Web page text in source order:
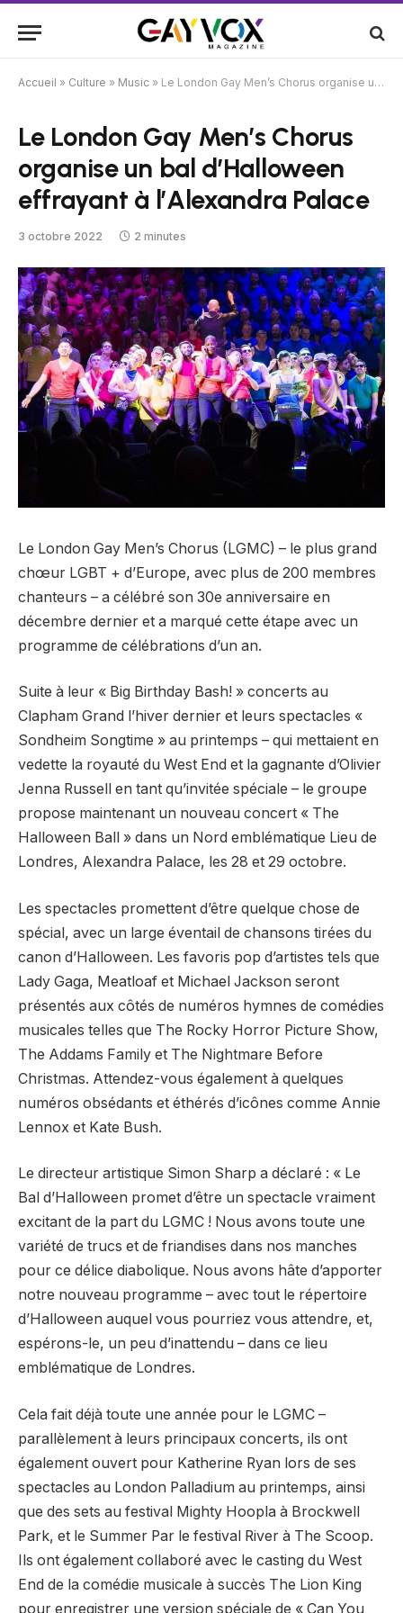
Accueil » Culture » Music » Le London Gay Men’s Chorus organise un bal d’Halloween effrayant à l’Alexandra Palace
Le London Gay Men’s Chorus
organise un bal d’Halloween
effrayant à l’Alexandra Palace
3 octobre 2022 2 minutes
Le London Gay Men’s Chorus (LGMC) – le plus grand
chœur LGBT + d’Europe, avec plus de 200 membres
chanteurs – a célébré son 30e anniversaire en
décembre dernier et a marqué cette étape avec un
programme de célébrations d’un an.
Suite à leur « Big Birthday Bash! » concerts au
Clapham Grand l’hiver dernier et leurs spectacles «
Sondheim Songtime » au printemps – qui mettaient en
vedette la royauté du West End et la gagnante d’Olivier
Jenna Russell en tant qu’invitée spéciale – le groupe
propose maintenant un nouveau concert « The
Halloween Ball » dans un Nord emblématique Lieu de
Londres, Alexandra Palace, les 28 et 29 octobre.
Les spectacles promettent d’être quelque chose de
spécial, avec un large éventail de chansons tirées du
canon d’Halloween. Les favoris pop d’artistes tels que
Lady Gaga, Meatloaf et Michael Jackson seront
présentés aux côtés de numéros hymnes de comédies
musicales telles que The Rocky Horror Picture Show,
The Addams Family et The Nightmare Before
Christmas. Attendez-vous également à quelques
numéros obsédants et éthérés d’icônes comme Annie
Lennox et Kate Bush.
Le directeur artistique Simon Sharp a déclaré : « Le
Bal d’Halloween promet d’être un spectacle vraiment
excitant de la part du LGMC ! Nous avons toute une
variété de trucs et de friandises dans nos manches
pour ce délice diabolique. Nous avons hâte d’apporter
notre nouveau programme – avec tout le répertoire
d’Halloween auquel vous pourriez vous attendre, et,
espérons-le, un peu d’inattendu – dans ce lieu
emblématique de Londres.
Cela fait déjà toute une année pour le LGMC –
parallèlement à leurs principaux concerts, ils ont
également ouvert pour Katherine Ryan lors de ses
spectacles au London Palladium au printemps, ainsi
que des sets au festival Mighty Hoopla à Brockwell
Park, et le Summer Par le festival River à The Scoop.
Ils ont également collaboré avec le casting du West
End de la comédie musicale à succès The Lion King
pour enregistrer une version spéciale de « Can You